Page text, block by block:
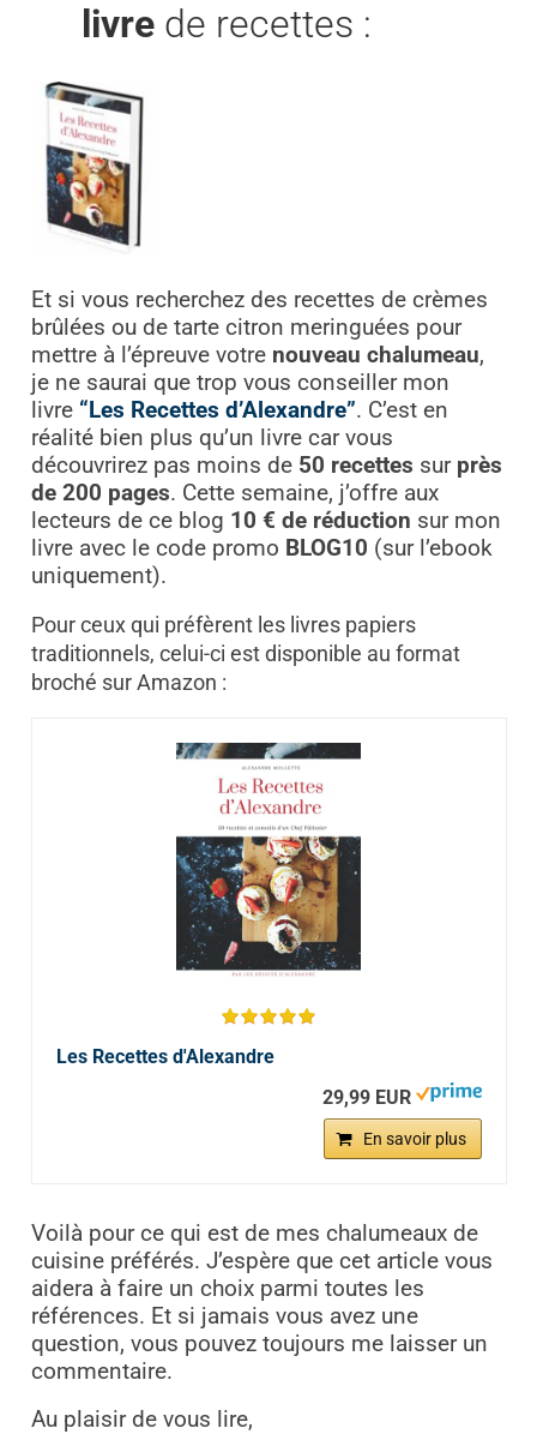
livre de recettes :
Et si vous recherchez des recettes de crèmes
brûlées ou de tarte citron meringuées pour
mettre à l’épreuve votre nouveau chalumeau,
je ne saurai que trop vous conseiller mon
livre “Les Recettes d’Alexandre”. C’est en
réalité bien plus qu’un livre car vous
découvrirez pas moins de 50 recettes sur près
de 200 pages. Cette semaine, j’offre aux
lecteurs de ce blog 10 € de réduction sur mon
livre avec le code promo BLOG10 (sur l’ebook
uniquement).
Pour ceux qui préfèrent les livres papiers
traditionnels, celui-ci est disponible au format
broché sur Amazon :
Les Recettes d'Alexandre
29,99 EUR
En savoir plus
Voilà pour ce qui est de mes chalumeaux de
cuisine préférés. J’espère que cet article vous
aidera à faire un choix parmi toutes les
références. Et si jamais vous avez une
question, vous pouvez toujours me laisser un
commentaire.
Au plaisir de vous lire,